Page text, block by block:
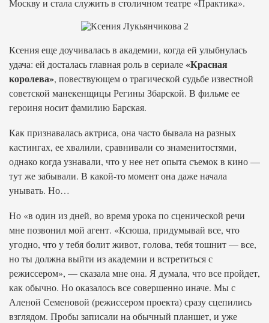
Москву и стала служить в столичном театре «Практика».
Ксения еще доучивалась в академии, когда ей улыбнулась
удача: ей досталась главная роль в сериале«Красная
королева», повествующем о трагической судьбе известной
советской манекенщицы Регины Збарской. В фильме ее
героиня носит фамилию Барская.
Как признавалась актриса, она часто бывала на разных
кастингах, ее хвалили, сравнивали со знаменитостями,
однако когда узнавали, что у нее нет опыта съемок в кино —
тут же забывали. В какой-то момент она даже начала
унывать. Но…
Но «в один из дней, во время урока по сценической речи
мне позвонил мой агент. «Ксюша, придумывай все, что
угодно, что у тебя болит живот, голова, тебя тошнит — все,
но ты должна выйти из академии и встретиться с
режиссером», — сказала мне она. Я думала, что все пройдет,
как обычно. Но оказалось все совершенно иначе. Мы с
Аленой Семеновой (режиссером проекта) сразу сцепились
взглядом. Пробы записали на обычный планшет, и уже